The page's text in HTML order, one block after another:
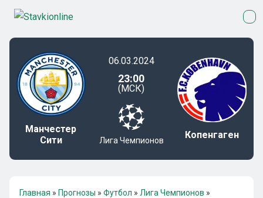
Манчестер
Сити
06.03.2024
23:00
(МСК)
Лига Чемпионов Копенгаген
Главная » Прогнозы » Футбол » Лига Чемпионов »